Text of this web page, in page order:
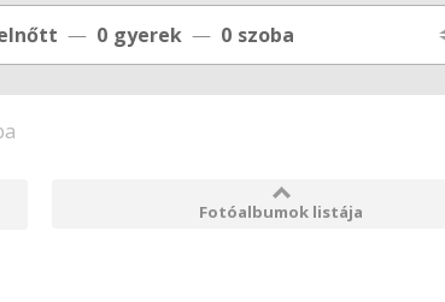
0 gyerek 0 szoba
Fotóalbumok listája